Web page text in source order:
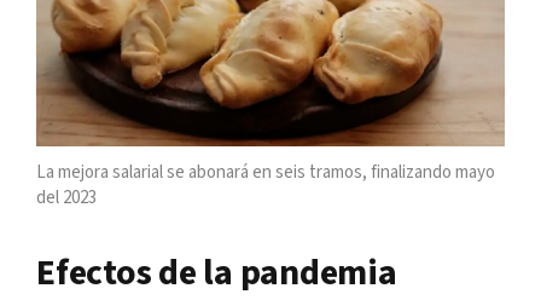
La mejora salarial se abonará en seis tramos, finalizando mayo
del 2023
Efectos de la pandemia